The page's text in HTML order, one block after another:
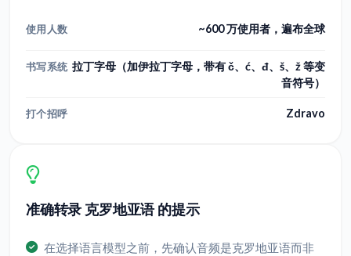
使用人数 ~600 万使用者，遍布全球
书写系统 拉丁字母（加伊拉丁字母，带有 č、ć、đ、š、ž 等变
音符号）
打个招呼 Zdravo
准确转录 克罗地亚语 的提示
在选择语言模型之前，先确认音频是克罗地亚语而非